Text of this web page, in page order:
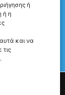
ή
ή η
και να